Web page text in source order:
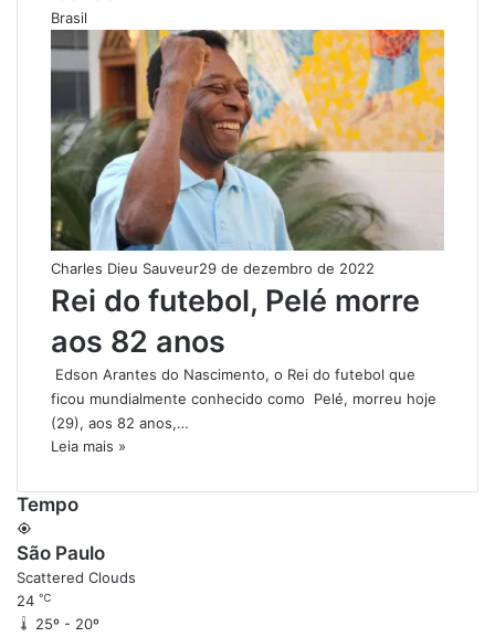
Brasil
Charles Dieu Sauveur29 de dezembro de 2022
Rei do futebol, Pelé morre
aos 82 anos
Edson Arantes do Nascimento, o Rei do futebol que
ficou mundialmente conhecido como Pelé, morreu hoje
(29), aos 82 anos,…
Leia mais »
Tempo
São Paulo
Scattered Clouds
24 ℃
25º - 20º